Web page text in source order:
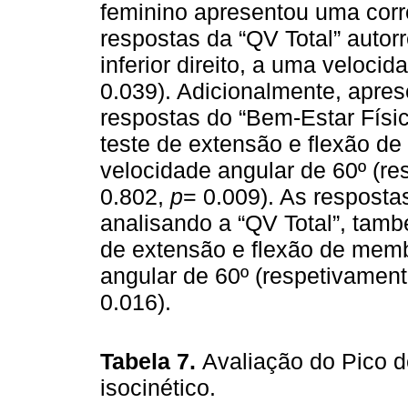
feminino apresentou uma
respostas da “QV Total”
inferior direito, a uma
0.039). Adicionalmente,
respostas do “Bem-Estar
teste de extensão e flexão
velocidade angular de 60º
0.802, p= 0.009). As
analisando a “QV Total”,
de extensão e flexão de
angular de 60º
0.016).
Tabela 7. Avaliação do Pico
isocinético.